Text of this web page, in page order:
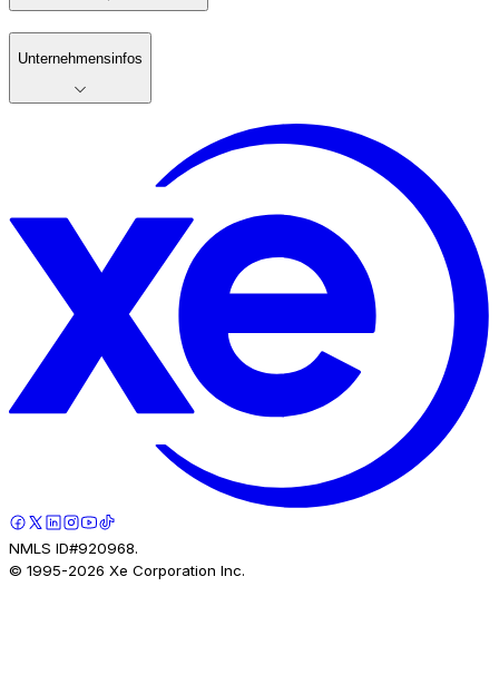
Unternehmensinfos
NMLS ID#920968.
© 1995-2026 Xe Corporation Inc.